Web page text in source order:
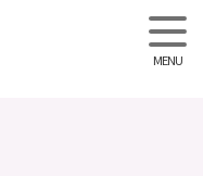
Grip